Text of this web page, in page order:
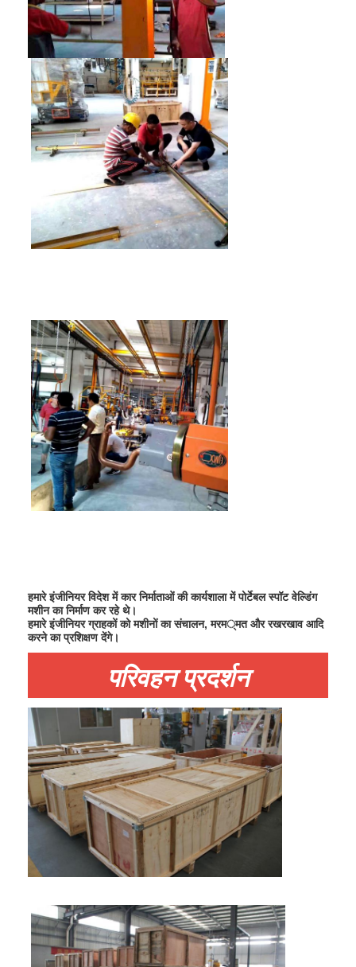
हमारे इंजीनियर विदेश में कार निर्माताओं की कार्यशाला में पोर्टेबल स्पॉट वेल्डिंग
मशीन का निर्माण कर रहे थे।
हमारे इंजीनियर ग्राहकों को मशीनों का संचालन, मरम्मत और रखरखाव आदि
करने का प्रशिक्षण देंगे।
परिवहन प्रदर्शन